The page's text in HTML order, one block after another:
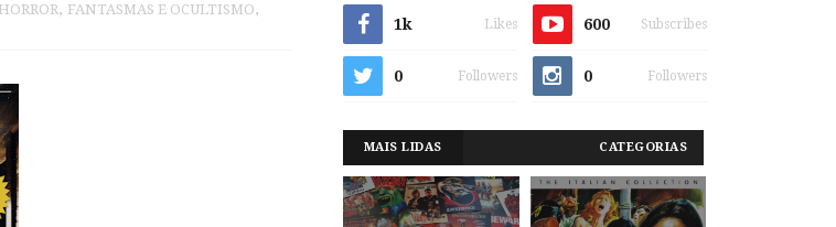
, FANTASMAS E OCULTISMO,
1k Likes 600 Subscribes
0 Followers 0 Followers
MAIS LIDAS CATEGORIAS